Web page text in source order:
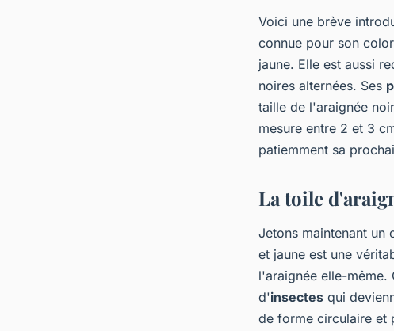
Voici une brève
connue pour son
jaune. Elle est aussi
noires alternées. Ses
taille de l'araignée
mesure entre 2 et 3
patiemment sa
La toile
Jetons maintenant
et jaune est une
l'araignée elle-même.
d'insectes qui
de forme circulaire et